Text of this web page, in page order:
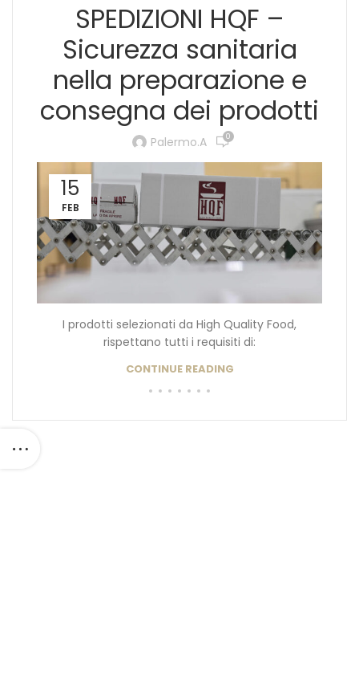
SPEDIZIONI HQF –
Sicurezza sanitaria
nella preparazione e
consegna dei prodotti
Palermo.a 0
15
FEB
I prodotti selezionati da High Quality Food,
rispettano tutti i requisiti di:
CONTINUE READING